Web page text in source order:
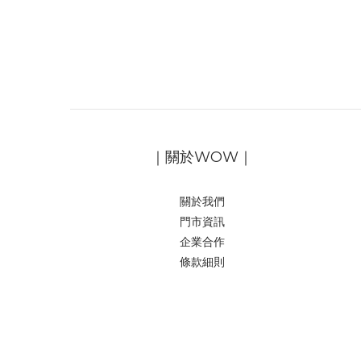
｜關於WOW｜
關於我們
門市資訊
企業合作
條款細則